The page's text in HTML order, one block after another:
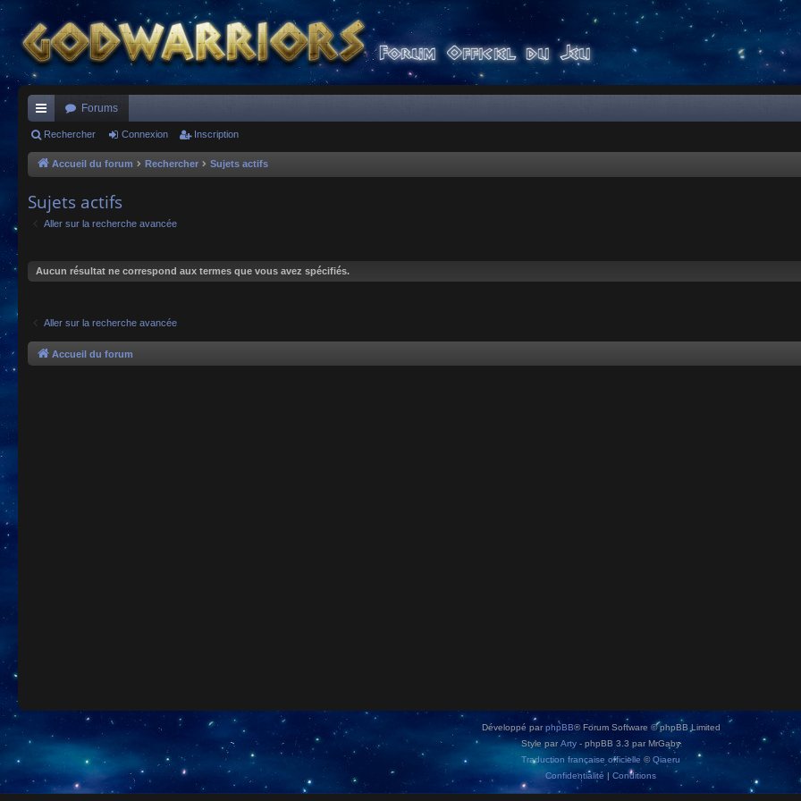
ac
co
Forums
Rechercher Connexion Inscription
Accueil du forum Rechercher Sujets actifs
Sujets actifs
Aller sur la recherche avancée
Aucun résultat ne correspond aux termes que vous avez spécifiés.
Aller sur la recherche avancée
Accueil du forum
Développé parphpBB® Forum Software © phpBB Limited
Style par Arty - phpBB 3.3 par MrGaby
Traduction française officielle ©Qiaeru
Confidentialité | Conditions